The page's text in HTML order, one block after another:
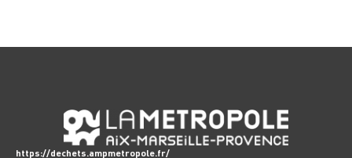
https://dechets.ampmetropole.fr/